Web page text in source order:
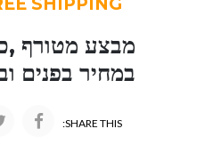
מבצע מטורף
במחיר בפנים
SHARE THIS: